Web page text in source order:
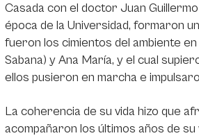
Casada con el doctor Juan
época de la Universidad, formaron
fueron los cimientos del ambiente
Sabana) y Ana María, y el cual
ellos pusieron en marcha e
La coherencia de su vida hizo que
acompañaron los últimos años de